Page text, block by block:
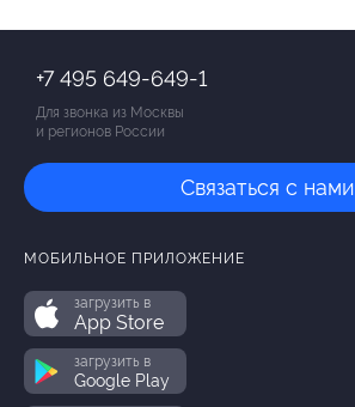
+7 495 649-649-1
Для звонка из Москвы
и регионов России
Связаться с нами
МОБИЛЬНОЕ ПРИЛОЖЕНИЕ
загрузить в
App Store
загрузить в
Google Play